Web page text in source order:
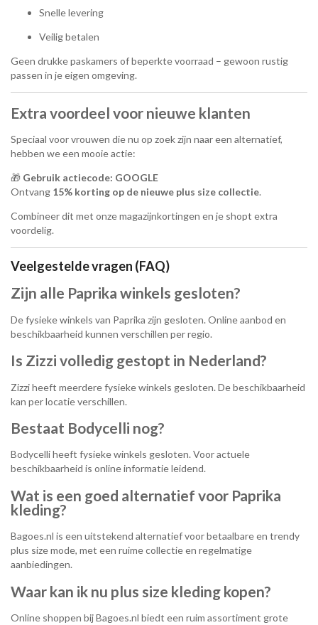
Snelle levering
Veilig betalen
Geen drukke paskamers of beperkte voorraad – gewoon rustig
passen in je eigen omgeving.
Extra voordeel voor nieuwe klanten
Speciaal voor vrouwen die nu op zoek zijn naar een alternatief,
hebben we een mooie actie:
🎁 Gebruik actiecode: GOOGLE
Ontvang 15% korting op de nieuwe plus size collectie.
Combineer dit met onze magazijnkortingen en je shopt extra
voordelig.
Veelgestelde vragen (FAQ)
Zijn alle Paprika winkels gesloten?
De fysieke winkels van Paprika zijn gesloten. Online aanbod en
beschikbaarheid kunnen verschillen per regio.
Is Zizzi volledig gestopt in Nederland?
Zizziheeft meerdere fysieke winkels gesloten. De beschikbaarheid
kan per locatie verschillen.
Bestaat Bodycelli nog?
Bodycelliheeft fysieke winkels gesloten. Voor actuele
beschikbaarheid is online informatie leidend.
Wat is een goed alternatief voor Paprika
kleding?
Bagoes.nl is een uitstekend alternatief voor betaalbare en trendy
plus size mode, met een ruime collectie en regelmatige
aanbiedingen.
Waar kan ik nu plus size kleding kopen?
Online shoppen bij Bagoes.nl biedt een ruim assortiment grote